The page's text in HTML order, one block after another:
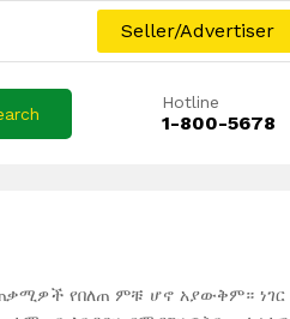
Seller/Advertiser
Hotline
1-800-5678
የበለጠ ምቹ ሆኖ አያውቅም።